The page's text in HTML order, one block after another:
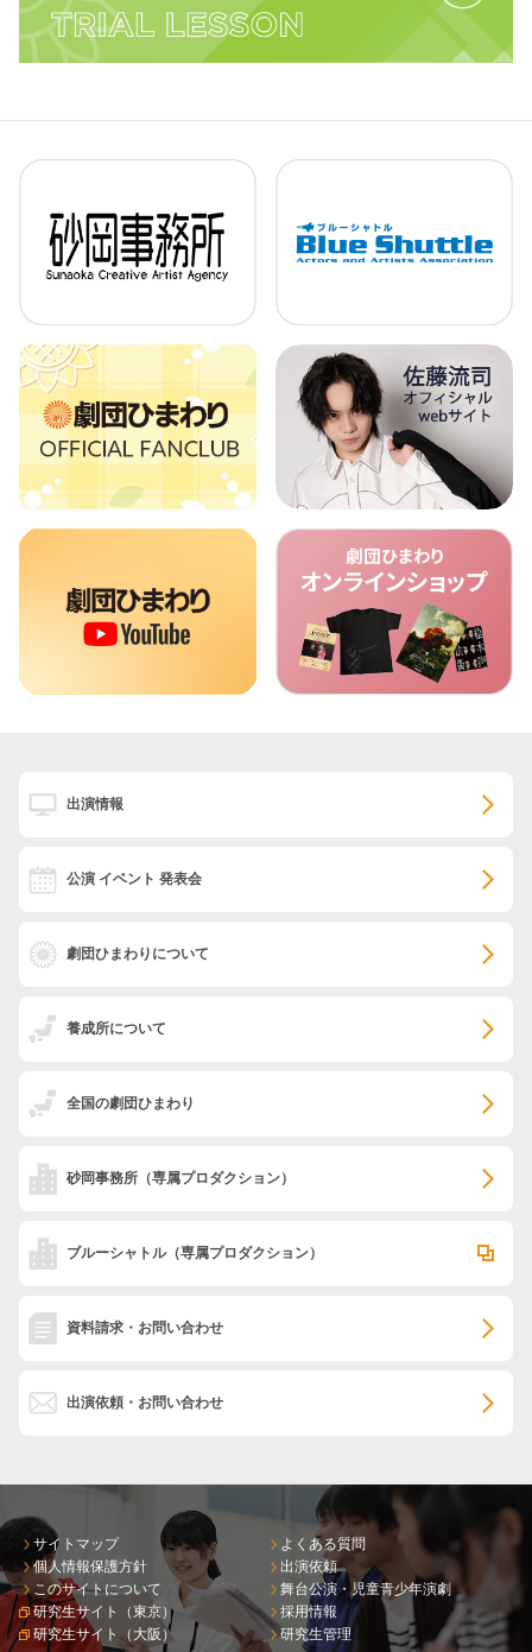
出演情報
公演 イベント 発表会
劇団ひまわりについて
養成所について
全国の劇団ひまわり
砂岡事務所 （専属プロダクション）
ブルーシャトル（専属プロダクション）
資料請求・お問い合わせ
出演依頼・お問い合わせ
サイトマップ
個人情報保護方針
このサイトについて
研究生サイト（東京）
研究生サイト（大阪）
よくある質問
出演依頼
舞台公演・児童青少年演劇
採用情報
研究生管理